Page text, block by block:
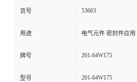
货号 53663
用途 电气元件 密封件应用
牌号 201-64W175
型号 201-64W175